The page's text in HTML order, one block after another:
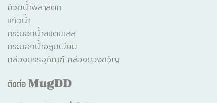
ถ้วยน้ำพลาสติก
แก้วน้ำ
กระบอกน้ำสแตนเลส
กระบอกน้ำอลูมิเนียม
กล่องบรรจุภัณฑ์ กล่องของขวัญ
ติดต่อMugDD